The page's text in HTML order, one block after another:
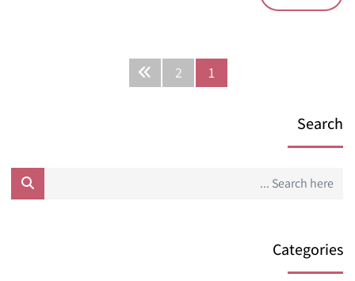
1
2
Search
Categories